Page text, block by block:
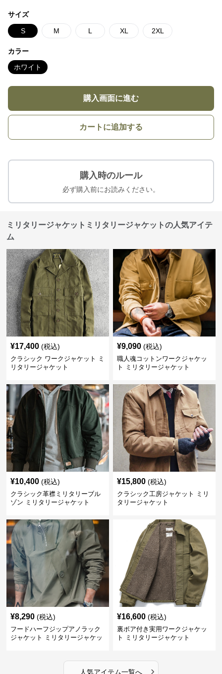
サイズ
S M L XL 2XL
カラー
ホワイト
購入画面に進む
カートに追加する
購入時のルール
必ず購入前にお読みください。
ミリタリージャケットミリタリージャケットの人気アイテ
ム
¥17,400 (税込)
クラシック ワークジャケット ミ
リタリージャケット
¥9,090 (税込)
職人魂コットンワークジャケッ
ト ミリタリージャケット
¥10,400 (税込)
クラシック革襟ミリタリーブル
ゾン ミリタリージャケット
¥15,800 (税込)
クラシック工房ジャケット ミリ
タリージャケット
¥8,290 (税込)
フードハーフジップアノラック
ジャケット ミリタリージャケッ
¥16,600 (税込)
裏ボア付き実用ワークジャケッ
ト ミリタリージャケット
人気アイテム一覧へ ›